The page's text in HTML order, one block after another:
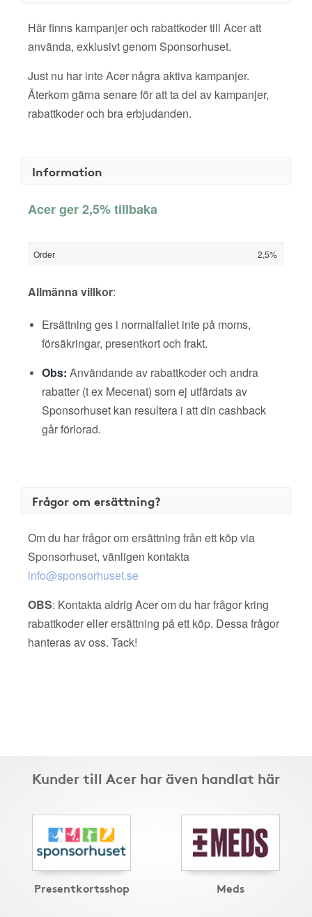
Här finns kampanjer och rabattkoder till Acer att
använda, exklusivt genom Sponsorhuset.
Just nu har inte Acer några aktiva kampanjer.
Återkom gärna senare för att ta del av kampanjer,
rabattkoder och bra erbjudanden.
Information
Acer ger 2,5% tillbaka
Order 2,5%
Allmänna villkor:
Ersättning ges i normalfallet inte på moms,
försäkringar, presentkort och frakt.
Obs: Användande av rabattkoder och andra
rabatter (t ex Mecenat) som ej utfärdats av
Sponsorhuset kan resultera i att din cashback
går förlorad.
Frågor om ersättning?
Om du har frågor om ersättning från ett köp via
Sponsorhuset, vänligen kontakta
info@sponsorhuset.se
OBS: Kontakta aldrig Acer om du har frågor kring
rabattkoder eller ersättning på ett köp. Dessa frågor
hanteras av oss. Tack!
Kunder till Acer har även handlat här
Presentkortsshop Meds